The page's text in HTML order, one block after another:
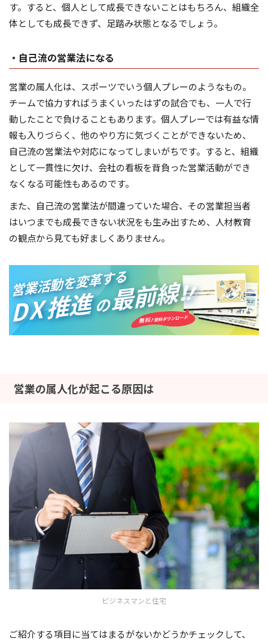
す。すると、個人として成長できないことはもちろん、組織全
体としても成長できず、足踏み状態となるでしょう。
・自己流の営業法になる
営業の属人化は、スポーツでいう個人プレーのようなもの。
チームで協力すればうまくいったはずの試合でも、一人で行
動したことで負けることもあります。個人プレーでは有益な情
報も入りづらく、他のやり方に気づくことができないため、
自己流の営業法や対応になってしまいがちです。すると、組織
として一貫性に欠け、会社の看板を背負った営業活動ができ
なくなる可能性もあるのです。
また、自己流の営業法が間違っていた場合、その営業担当者
はいつまでも成長できない状況をも生み出すため、人材教育
の観点から見ても好ましくありません。
営業の属人化が起こる原因は
ビジネスマンと住宅
ご紹介する項目に当てはまるがないかどうかチェックして、